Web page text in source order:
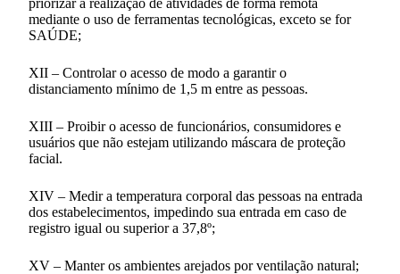
mediante o uso de ferramentas tecnológicas, exceto se for
SAÚDE;
XII – Controlar o acesso de modo a garantir o
distanciamento mínimo de 1,5 m entre as pessoas.
XIII – Proibir o acesso de funcionários, consumidores e
usuários que não estejam utilizando máscara de proteção
facial.
XIV – Medir a temperatura corporal das pessoas na entrada
dos estabelecimentos, impedindo sua entrada em caso de
registro igual ou superior a 37,8º;
XV – Manter os ambientes arejados por ventilação natural;